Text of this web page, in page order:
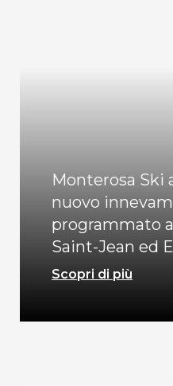
Monterosa Ski
nuovo
programmato
Saint-Jean ed
Scopri di più